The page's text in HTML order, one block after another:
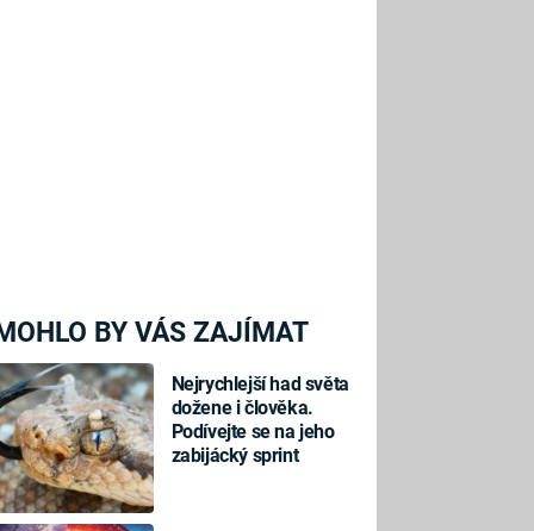
BY VÁS ZAJÍMAT
Nejrychlejší had světa
dožene i člověka.
Podívejte se na jeho
zabijácký sprint